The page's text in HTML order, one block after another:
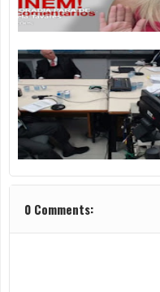
0 Comments: